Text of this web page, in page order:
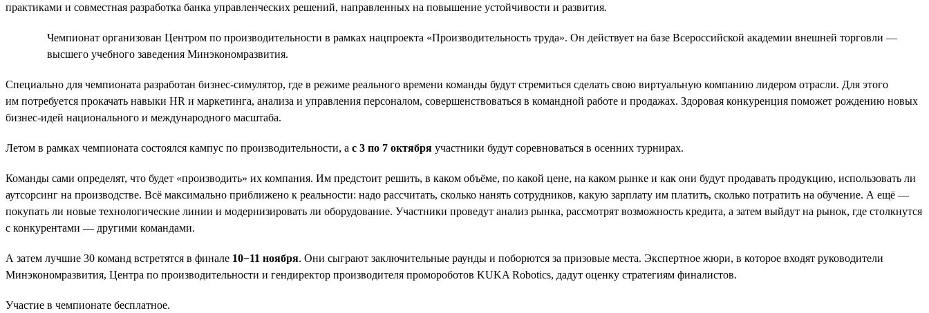
практиками и совместная разработка банка управленческих решений, направленных на повышение устойчивости и развития.
Чемпионат организован Центром по производительности в рамках нацпроекта «Производительность труда». Он действует на базе Всероссийской академии внешней торговли —
высшего учебного заведения Минэкономразвития.
Специально для чемпионата разработан бизнес-симулятор, где в режиме реального времени команды будут стремиться сделать свою виртуальную компанию лидером отрасли. Для этого
им потребуется прокачать навыки HR и маркетинга, анализа и управления персоналом, совершенствоваться в командной работе и продажах. Здоровая конкуренция поможет рождению новых
бизнес-идей национального и международного масштаба.
Летом в рамках чемпионата состоялся кампус по производительности, а с 3 по 7 октября участники будут соревноваться в осенних турнирах.
Команды сами определят, что будет «производить» их компания. Им предстоит решить, в каком объёме, по какой цене, на каком рынке и как они будут продавать продукцию, использовать ли
аутсорсинг на производстве. Всё максимально приближено к реальности: надо рассчитать, сколько нанять сотрудников, какую зарплату им платить, сколько потратить на обучение. А ещё —
покупать ли новые технологические линии и модернизировать ли оборудование. Участники проведут анализ рынка, рассмотрят возможность кредита, а затем выйдут на рынок, где столкнутся
с конкурентами — другими командами.
А затем лучшие 30 команд встретятся в финале 10−11 ноября. Они сыграют заключительные раунды и поборются за призовые места. Экспертное жюри, в которое входят руководители
Минэкономразвития, Центра по производительности и гендиректор производителя промороботов KUKA Robotics, дадут оценку стратегиям финалистов.
Участие в чемпионате бесплатное.